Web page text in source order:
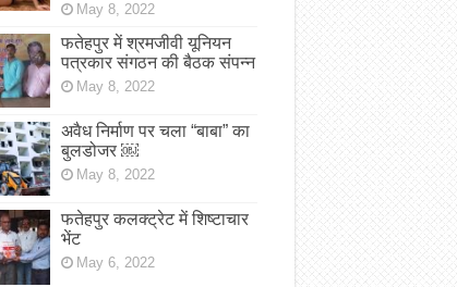
May 8, 2022
फतेहपुर में श्रमजीवी यूनियन
पत्रकार संगठन की बैठक संपन्न
May 8, 2022
अवैध निर्माण पर चला “बाबा” का
बुलडोजर ￼
May 8, 2022
फतेहपुर कलक्ट्रेट में शिष्टाचार
भेंट
May 6, 2022